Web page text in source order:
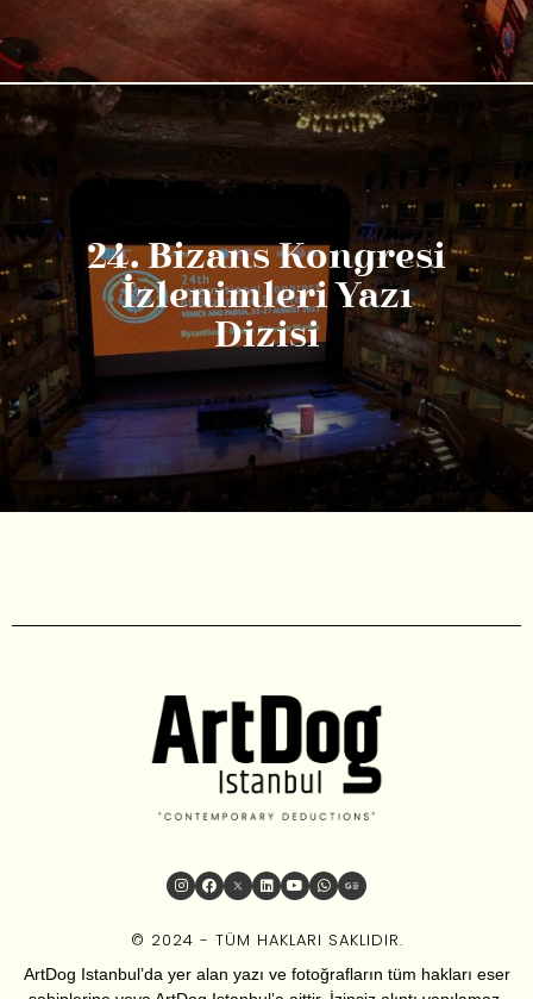
24. Bizans Kongresi
İzlenimleri Yazı
Dizisi
© 2024 - TÜM HAKLARI SAKLIDIR.
ArtDog Istanbul’da yer alan yazı ve fotoğrafların tüm hakları eser